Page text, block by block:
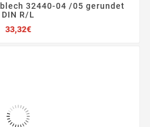
32440-04 /05 gerundet
DIN R/L
33,32€Preis